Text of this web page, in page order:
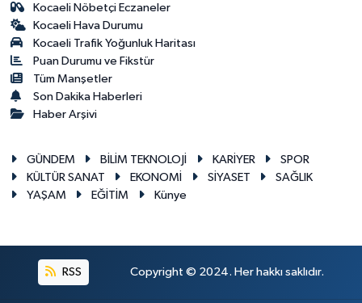
Kocaeli Nöbetçi Eczaneler
Kocaeli Hava Durumu
Kocaeli Trafik Yoğunluk Haritası
Puan Durumu ve Fikstür
Tüm Manşetler
Son Dakika Haberleri
Haber Arşivi
GÜNDEM BİLİM TEKNOLOJİ KARİYER
SPOR
KÜLTÜR SANAT
EKONOMİ SİYASET
SAĞLIK
YAŞAM
EĞİTİM Künye
RSS Copyright © 2024. Her hakkı saklıdır.